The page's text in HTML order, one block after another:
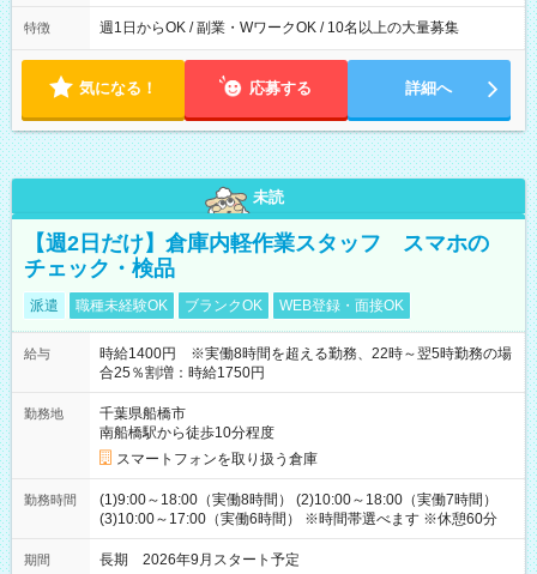
特徴 週1日からOK / 副業・WワークOK / 10名以上の大量募集
気になる！ 応募する 詳細へ
未読
【週2日だけ】倉庫内軽作業スタッフ スマホの
チェック・検品
派遣 職種未経験OK ブランクOK WEB登録・面接OK
給与
時給1400円 ※実働8時間を超える勤務、22時～翌5時勤務の場
合25％割増：時給1750円
勤務地
千葉県船橋市
南船橋駅から徒歩10分程度
スマートフォンを取り扱う倉庫
勤務時間
(1)9:00～18:00（実働8時間） (2)10:00～18:00（実働7時間）
(3)10:00～17:00（実働6時間） ※時間帯選べます ※休憩60分
期間 長期 2026年9月スタート予定